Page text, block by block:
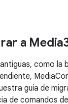
a
antiguas, como la
guía de
de comandos